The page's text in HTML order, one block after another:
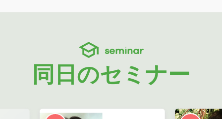
seminar
同日のセミナー